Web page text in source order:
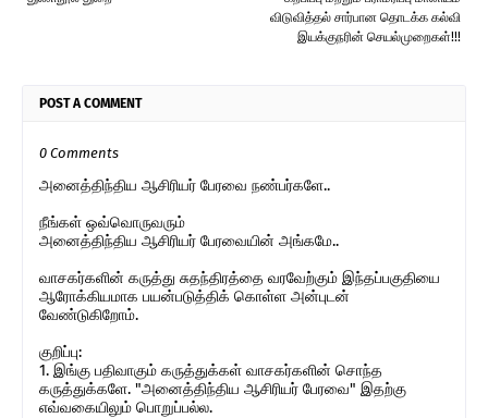
விடுவித்தல் சார்பான தொடக்க கல்வி
இயக்குநரின் செயல்முறைகள்!!!
POST A COMMENT
0 Comments
அனைத்திந்திய ஆசிரியர் பேரவை நண்பர்களே..
நீங்கள் ஒவ்வொருவரும்
அனைத்திந்திய ஆசிரியர் பேரவையின் அங்கமே..
வாசகர்களின் கருத்து சுதந்திரத்தை வரவேற்கும் இந்தப்பகுதியை
ஆரோக்கியமாக பயன்படுத்திக் கொள்ள அன்புடன்
வேண்டுகிறோம்.
குறிப்பு:
1. இங்கு பதிவாகும் கருத்துக்கள் வாசகர்களின் சொந்த
கருத்துக்களே. "அனைத்திந்திய ஆசிரியர் பேரவை" இதற்கு
எவ்வகையிலும் பொறுப்பல்ல.